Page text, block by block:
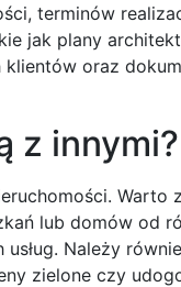
terminów
jak plany
oraz
z innymi?
Warto
lub domów od
Należy
zielone czy